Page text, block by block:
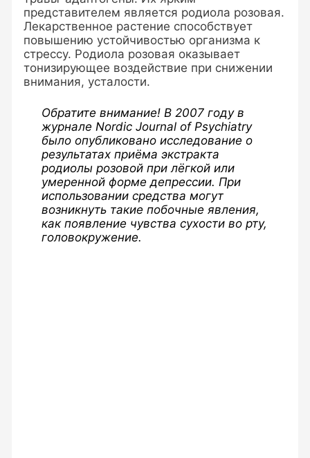
представителем является родиола розовая.
Лекарственное растение способствует
повышению устойчивостью организма к
стрессу. Родиола розовая оказывает
тонизирующее воздействие при снижении
внимания, усталости.
Обратите внимание! В 2007 году в
журнале Nordic Journal of Psychiatry
было опубликовано исследование о
результатах приёма экстракта
родиолы розовой при лёгкой или
умеренной форме депрессии. При
использовании средства могут
возникнуть такие побочные явления,
как появление чувства сухости во рту,
головокружение.